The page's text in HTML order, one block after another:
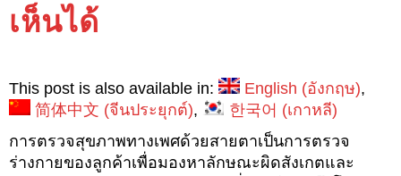
เห็นได้
This post is also available in: English (อังกฤษ)
简体中文 (จีนประยุกต์) 한국어 (เกาหลี)
การตรวจสุขภาพทางเพศด้วยสายตาเป็นการตรวจ
ร่างกายของลูกค้าเพื่อมองหาลักษณะผิดสังเกตและ